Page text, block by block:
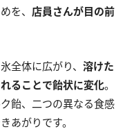
を、 店員さんが目の前
全体に広がり、 溶けた
ることで飴状に変化。
飴、二つの異なる食感
あがりです。